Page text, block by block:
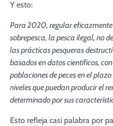
Y esto:
Para 2020, regular
sobrepesca, la pesca ilegal, no
las prácticas pesqueras
basados en datos científicos,
poblaciones de peces en el
niveles que puedan producir el
determinado por sus
Esto refleja casi palabra por